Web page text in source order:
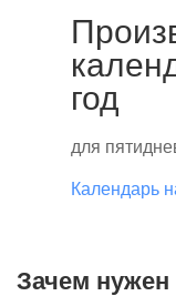
год
для
Календарь
Зачем